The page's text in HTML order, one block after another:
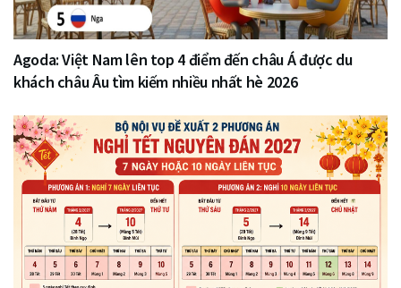
Agoda: Việt Nam lên top 4 điểm đến châu Á được du
khách châu Âu tìm kiếm nhiều nhất hè 2026